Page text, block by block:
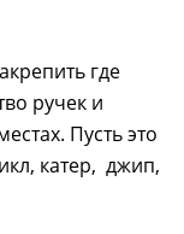
где
ручек и
Пусть это
катер, джип,